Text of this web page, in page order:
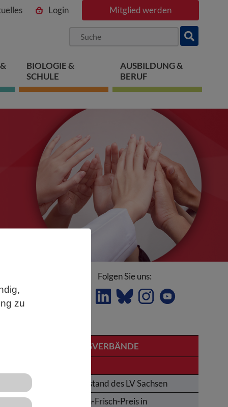
zu
Login Mitglied werden
BIOLOGIE &
SCHULE
AUSBILDUNG &
BERUF
Folgen Sie uns:
LANDESVERBÄNDE
Der Vorstand des LV Sachsen
Karl-von-Frisch-Preis in